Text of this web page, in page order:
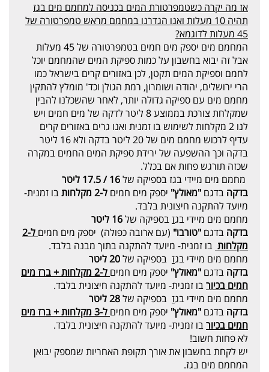
אז מה יקרה כשטמפרטורת המים בכניסה למחמם מים בגז
תהיה 10 מעלות ואנו הגדרנו במחמם מראש טמפרטורה של
45 מעלות לדוגמא?
המחמם מים יספק מים חמים בטמפרטורה של 45 מעלות
אבל זה יבוא בחשבון על כמות ספיקת המים שהמחמם יוכל
לחמם וספיקת המים תקטן, לכן באזורים קרים בישראל כמו
הרי ירושלים, יהודה ושומרון, רמת הגולן וכד' מומלץ להתקין
מחמם מים עם ספיקה גדולה יותר, לאחר שהשכלנו להבין
שמקלחת צורכת בממוצע 8 ליטר לדקה של מים חמים ויש
לנו 2 מקלחות לשימוש בו זמנית ואנו גרים באזורים קרים
עדיף לרכוש מחמם מים של 20 ליטר בדקה ולא 16 ליטר
בדקה וכך ההשפעה של ירידת ספיקת המים החמים במקרה
שכזה תורגש פחות אם בכלל.
מחמם מים מיידי בגז בספיקה של
16 / 17.5 ליטר
בדקה בדגם "מאולץ" יספק מים חמים ל-2 מקלחות
בו זמנית-
מיועד להתקנה חיצונית בלבד.
מחמם מים מיידי בגזבספיקה של
16 ליטר
בדקה בדגם "טורבו" (עם ארובה כפולה) יספק מים חמים
ל-2
מקלחות בו זמנית- מיועד להתקנה בתוך מבנה בלבד.
מחמם מים מיידי בגז בספיקה של
20 ליטר
בדקה בדגם "מאולץ" יספק מים חמים
ל-2 מקלחות + ברז מים
חמים בכיורבו זמנית- מיועד להתקנה חיצונית בלבד.
מחמם מים מיידי בגז בספיקה של
28 ליטר
בדקה בדגם "מאולץ" יספק מים חמים
ל-3 מקלחות + ברז מים
חמים בכיורבו זמנית- מיועד להתקנה חיצונית בלבד.
לא פחות חשוב!
יש לקחת בחשבון את אורך תקופת האחריות שמספק יבואן
המחמם מים בגז.